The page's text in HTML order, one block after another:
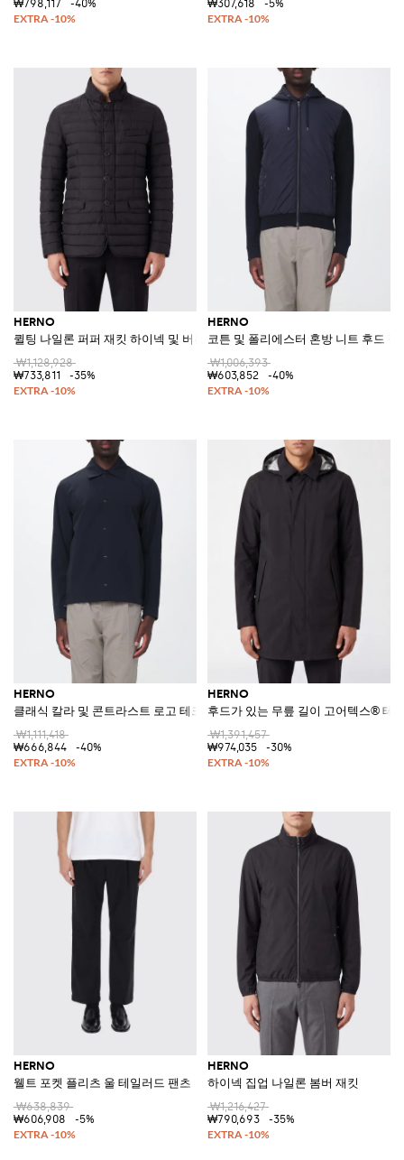
₩798,117
-40%
₩307,618
-5%
HERNO
퀼팅 나일론 퍼퍼 재킷 하이넥 및 버튼 클로저
₩1,128,928
₩733,811
-35%
HERNO
코튼 및 폴리에스터 혼방 니트 후드 집
₩1,006,393
₩603,852
-40%
HERNO
클래식 칼라 및 콘트라스트 로고 테크니컬 패브릭 셔츠 재킷
₩1,111,418
₩666,844
-40%
HERNO
후드가 있는 무릎 길이 고어텍스® 테
₩1,391,457
₩974,035
-30%
HERNO
웰트 포켓 플리츠 울 테일러드 팬츠
₩638,839
₩606,908
-5%
HERNO
하이넥 집업 나일론 봄버 재킷
₩1,216,427
₩790,693
-35%